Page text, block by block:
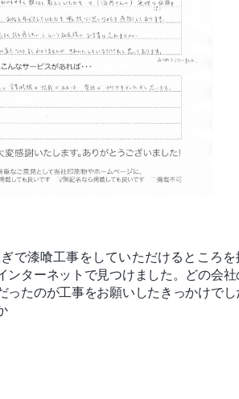
で漆喰工事をしていただけるところを
ンターネットで見つけました。どの会社
ったのが工事をお願いしたきっかけでし